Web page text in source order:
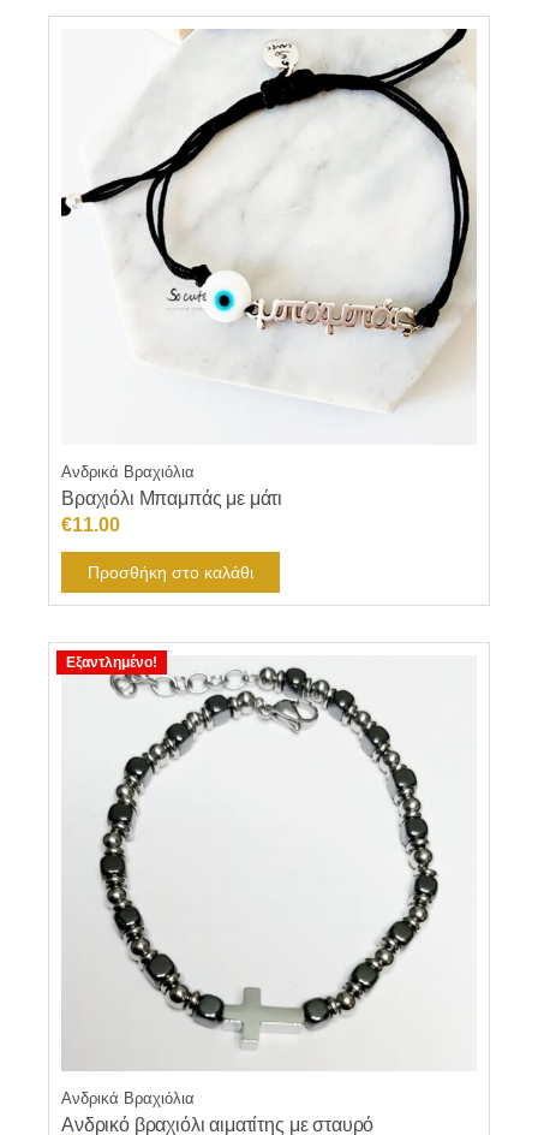
Ανδρικά Βραχιόλια
Βραχιόλι Μπαμπάς με μάτι
€11.00
Προσθήκη στο καλάθι
Εξαντλημένο!
Ανδρικά Βραχιόλια
Ανδρικό βραχιόλι αιματίτης με σταυρό